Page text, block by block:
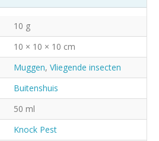
10 g
10 × 10 × 10 cm
Muggen, Vliegende insecten
Buitenshuis
50 ml
Knock Pest